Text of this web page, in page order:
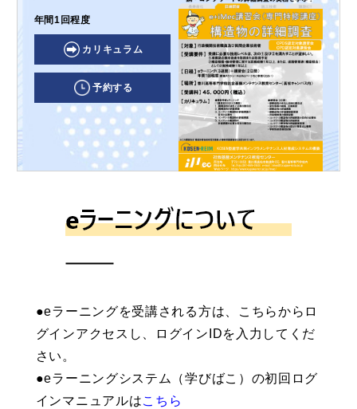
年間1回程度
カリキュラム
予約する
●eラーニングを受講される方は、こちらからロ
グインアクセスし、ログインIDを入力してくだ
さい。
●eラーニングシステム（学びばこ）の初回ログ
インマニュアルはこちら